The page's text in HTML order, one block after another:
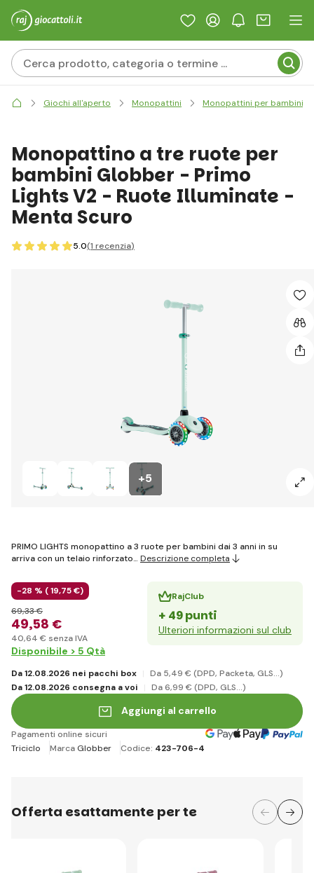
Giochi all'aperto Monopattini Monopattini per bambini
+5
Monopattino a tre ruote per
bambini Globber - Primo
Lights V2 - Ruote Illuminate -
Menta Scuro
5.0(1 recenzia)
PRIMO LIGHTS monopattino a 3 ruote per bambini dai 3 anni in su
arriva con un telaio rinforzato… Descrizione completa
-28 % (19,75 €)
49,58 €
69,33 €
40,64 € senza IVA
RajClub
+ 49 punti
Ulteriori informazioni sul club
Disponibile > 5 Qtà
Da 12.08.2026 nei pacchi box Da 5,49 € (DPD, Packeta, GLS...)
Da 12.08.2026 consegna a voi
Da 6,99 € (DPD, GLS...)
Aggiungi al carrello
Pagamenti online sicuri
Triciclo
Marca Globber Codice: 423-706-4
Offerta esattamente per te